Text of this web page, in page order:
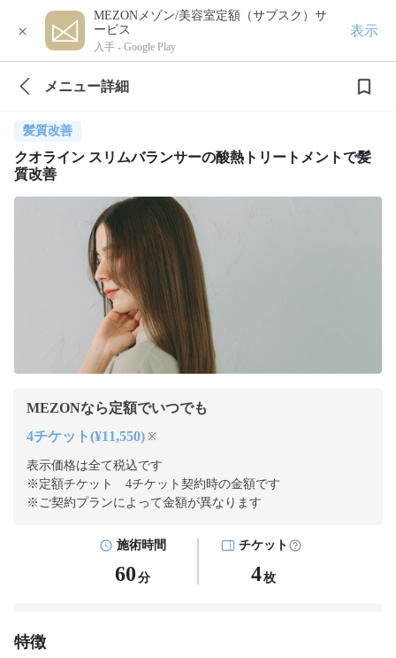
×
MEZONメゾン/美容室定額（サブスク）サ
ービス
入手 - Google Play
表示
メニュー詳細
髪質改善
クオライン スリムバランサーの酸熱トリートメントで髪
質改善
MEZONなら定額でいつでも
4チケット(¥11,550) ※
表示価格は全て税込です
※定額チケット 4チケット契約時の金額です
※ご契約プランによって金額が異なります
施術時間
60 分
チケット
4枚
特徴